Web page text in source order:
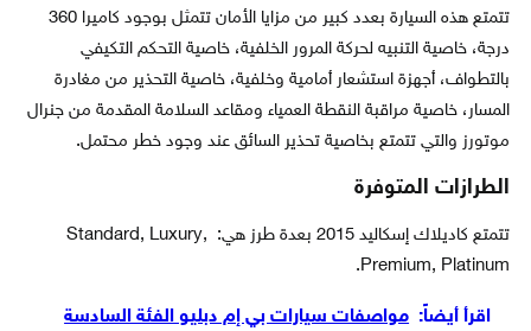
تتمتع هذه السيارة بعدد كبير من مزايا الأمان تتمثل بوجود كاميرا 360
درجة، خاصية التنبيه لحركة المرور الخلفية، خاصية التحكم التكيفي
بالتطواف، أجهزة استشعار أمامية وخلفية، خاصية التحذير من مغادرة
المسار، خاصية مراقبة النقطة العمياء ومقاعد السلامة المقدمة من جنرال
موتورز والتي تتمتع بخاصية تحذير السائق عند وجود خطر محتمل.
الطرازات المتوفرة
تتمتع كاديلاك إسكاليد 2015 بعدة طرز هي: Standard, Luxury,
Premium, Platinum.
اقرأ أيضاً: مواصفات سيارات بي إم دبليو الفئة السادسة